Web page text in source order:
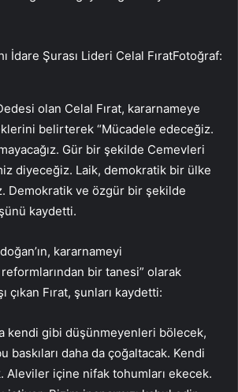
İdare Şurası Lideri Celal FıratFotoğraf:
olan Celal Fırat, kararnameye
belirterek “Mücadele edeceğiz.
Gür bir şekilde Cemevleri
diyeceğiz. Laik, demokratik bir ülke
Demokratik ve özgür bir şekilde
kaydetti.
kararnameyi
bir tanesi” olarak
çıkan Fırat, şunları kaydetti:
kendi gibi düşünmeyenleri bölecek,
baskıları daha da çoğaltacak. Kendi
Aleviler içine nifak tohumları ekecek.